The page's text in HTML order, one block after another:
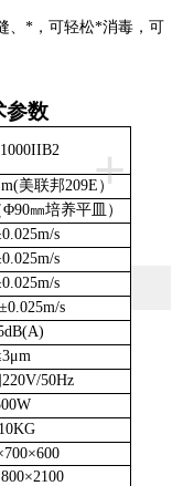
、*，可轻松*消毒，可
参数
+
美联邦209E ）
Φ90㎜培养平皿）
s
s
s
s
dB(A)
3μm
220V/50Hz
700×600
800×2100